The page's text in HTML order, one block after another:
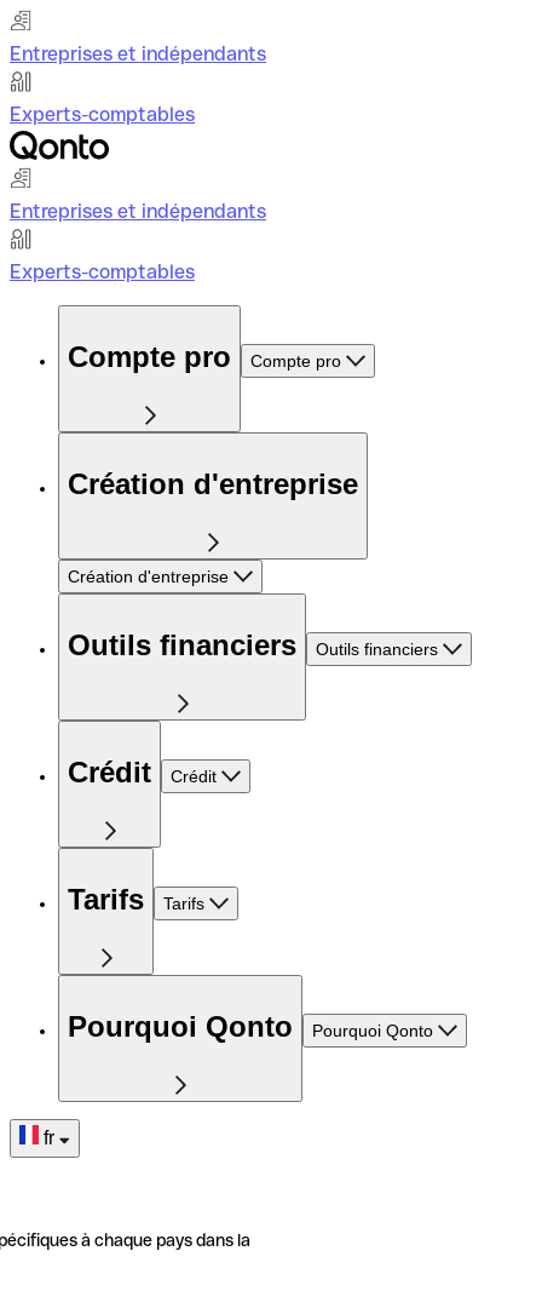
Entreprises et indépendants
Experts-comptables
Entreprises et indépendants
Experts-comptables
Compte pro Compte pro
Création d'entreprise
Création d'entreprise
Outils financiers Outils financiers
Crédit Crédit
Tarifs Tarifs
Pourquoi Qonto Pourquoi Qonto
fr
à chaque pays dans la